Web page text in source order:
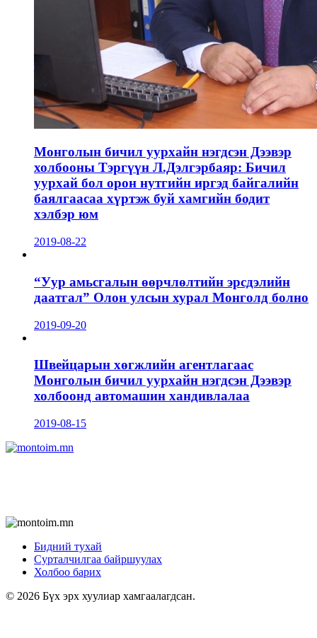
Монголын бичил уурхайн нэгдсэн Дээвэр
холбооны Тэргүүн Л.Дэлгэрбаяр: Бичил
уурхай бол орон нутгийн иргэд байгалийн
баялгаасаа хүртэж буй хамгийн бодит
хэлбэр юм
2019-08-22
“Уур амьсгалын өөрчлөлтийн эрсдэлийн
даатгал” Олон улсын хурал Монголд болно
2019-09-20
Швейцарын хөгжлийн агентлагаас
Монголын бичил уурхайн нэгдсэн Дээвэр
холбоонд автомашин хандивлалаа
2019-08-15
Бидний тухай
Сурталчилгаа байршуулах
Холбоо барих
© 2026 Бүх эрх хуулиар хамгаалагдсан.